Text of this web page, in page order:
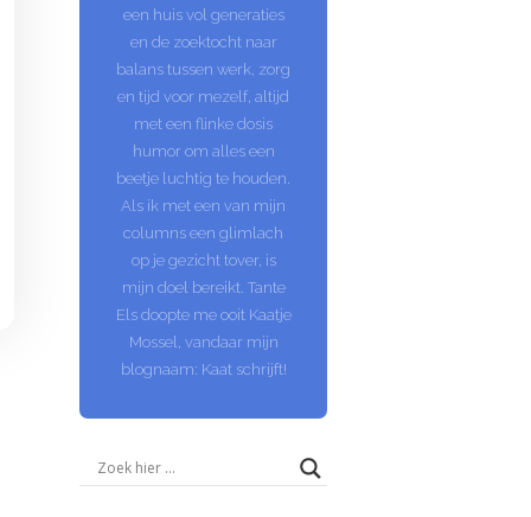
een huis vol generaties
en de zoektocht naar
balans tussen werk, zorg
en tijd voor mezelf, altijd
met een flinke dosis
humor om alles een
beetje luchtig te houden.
Als ik met een van mijn
columns een glimlach
op je gezicht tover, is
mijn doel bereikt. Tante
Els doopte me ooit Kaatje
Mossel, vandaar mijn
blognaam: Kaat schrijft!